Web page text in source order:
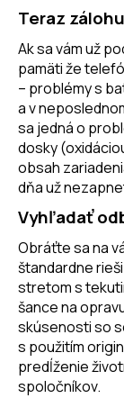
Teraz
Ak sa vám už
pamäti že
– problémy s
a v
sa jedná o
dosky
obsah
dňa už
Vyhľadať
Obráťte sa na
štandardne
stretom s
šance na
skúsenosti so
s použitím
predĺženie
spoločníkov.